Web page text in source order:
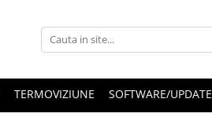
TERMOVIZIUNE SOFTWARE/UPDATE